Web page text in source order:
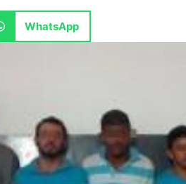
WhatsApp